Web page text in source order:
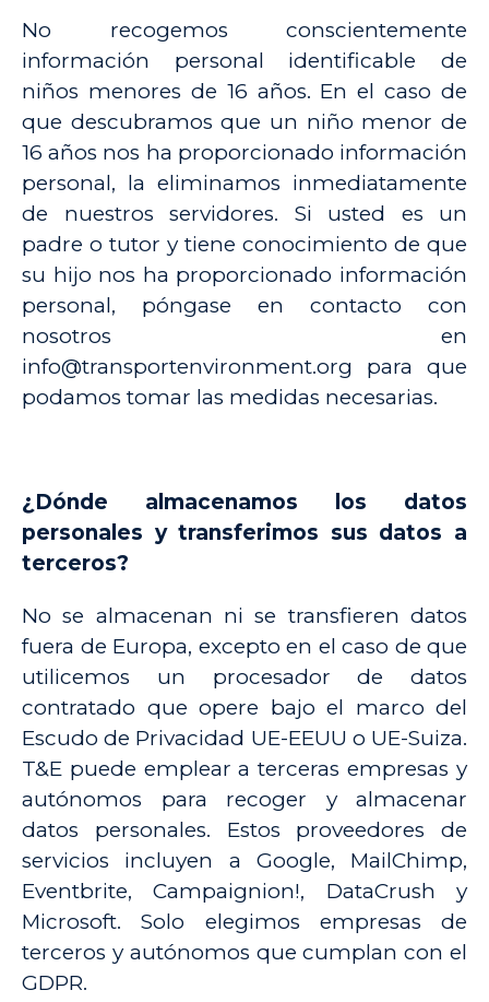
No recogemos conscientemente
información personal identificable de
niños menores de 16 años. En el caso de
que descubramos que un niño menor de
16 años nos ha proporcionado información
personal, la eliminamos inmediatamente
de nuestros servidores. Si usted es un
padre o tutor y tiene conocimiento de que
su hijo nos ha proporcionado información
personal, póngase en contacto con
nosotros en
info@transportenvironment.org para que
podamos tomar las medidas necesarias.
¿Dónde almacenamos los datos
personales y transferimos sus datos a
terceros?
No se almacenan ni se transfieren datos
fuera de Europa, excepto en el caso de que
utilicemos un procesador de datos
contratado que opere bajo el marco del
Escudo de Privacidad UE-EEUU o UE-Suiza.
T&E puede emplear a terceras empresas y
autónomos para recoger y almacenar
datos personales. Estos proveedores de
servicios incluyen a Google, MailChimp,
Eventbrite, Campaignion!, DataCrush y
Microsoft. Solo elegimos empresas de
terceros y autónomos que cumplan con el
GDPR.